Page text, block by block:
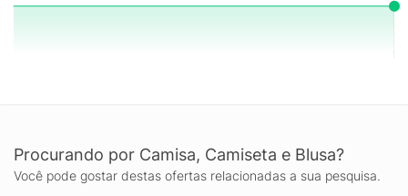
Procurando por Camisa, Camiseta e Blusa?
Você pode gostar destas ofertas relacionadas a sua pesquisa.